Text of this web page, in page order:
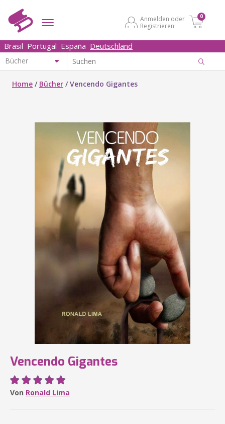
Anmelden oder
Registrieren
0
Brasil Portugal España Deutschland
Home / Bücher /Vencendo Gigantes
Vencendo Gigantes
Von Ronald Lima